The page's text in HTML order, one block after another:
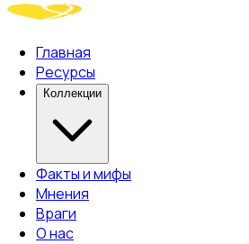
Главная
Ресурсы
Коллекции
Факты и мифы
Мнения
Враги
О нас